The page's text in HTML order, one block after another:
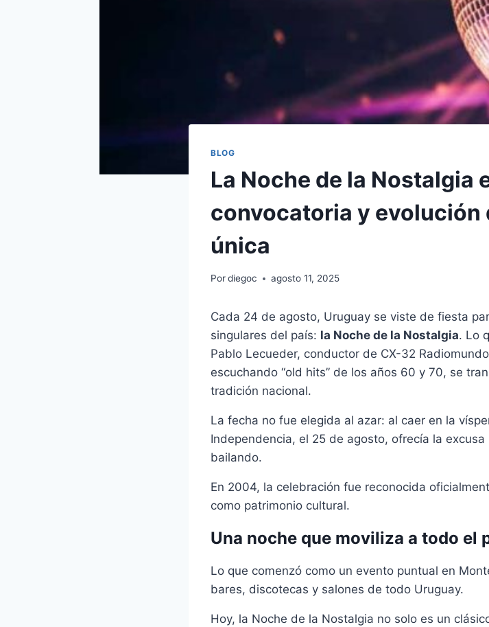
BLOG
La Noche de la Nostalgia
convocatoria y evolución
única
Pordiegoc agosto 11, 2025
Cada 24 de agosto, Uruguay se viste de fiesta
singulares del país: la Noche de la Nostalgia. Lo
Pablo Lecueder, conductor de CX-32
escuchando “old hits” de los años 60 y 70, se
tradición nacional.
La fecha no fue elegida al azar: al caer en la
Independencia, el 25 de agosto, ofrecía la
bailando.
En 2004, la celebración fue reconocida
como patrimonio cultural.
Una noche que moviliza a todo el
Lo que comenzó como un evento puntual en
bares, discotecas y salones de todo Uruguay.
Hoy, la Noche de la Nostalgia no solo es un